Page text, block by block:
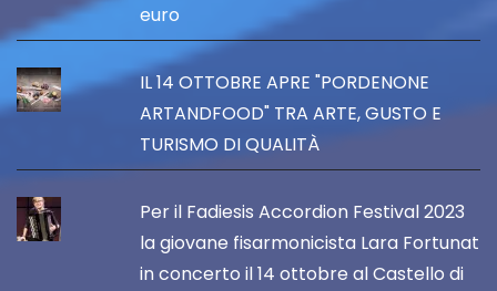
euro
IL 14 OTTOBRE APRE "PORDENONE
ARTANDFOOD" TRA ARTE, GUSTO E
TURISMO DI QUALITÀ
Per il Fadiesis Accordion Festival 2023
la giovane fisarmonicista Lara Fortunat
in concerto il 14 ottobre al Castello di